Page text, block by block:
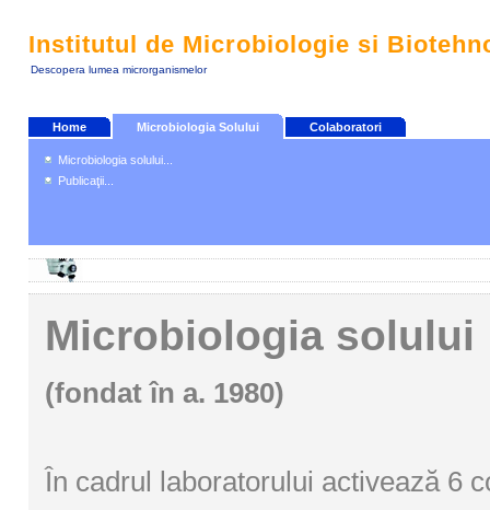
Institutul de Microbiologie si
Descopera lumea microrganismelor
Home Microbiologia Solului Colaboratori
Microbiologia solului...
Publicaţii...
Microbiologia solului
(fondat în a. 1980)
În cadrul laboratorului activează 6